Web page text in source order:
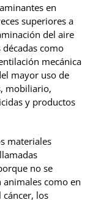
en
superiores a
del aire
como
mecánica
mayor uso de
mobiliario,
y productos
materiales
no se
animales como en
cáncer, los